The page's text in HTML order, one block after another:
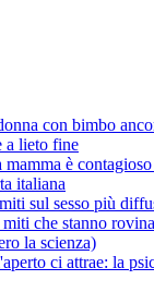
con bimbo
a lieto fine
è
italiana
sul sesso più
miti che stanno
la scienza)
ci attrae: la